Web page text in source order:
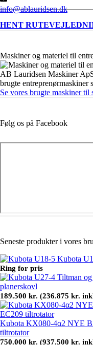
info@ablauridsen.dk
HENT
Maskiner og materiel til
AB Lauridsen Maskiner
brugte entreprenørmaskiner
Se vores brugte maskiner til
Følg os på Facebook
Seneste produkter i vores
Kubota
Ring for pris
planerskovl
189.500 kr. (236.875 kr.
Kubota KX080-4α2 NYE
tiltrotator
750.000 kr. (937.500 kr.